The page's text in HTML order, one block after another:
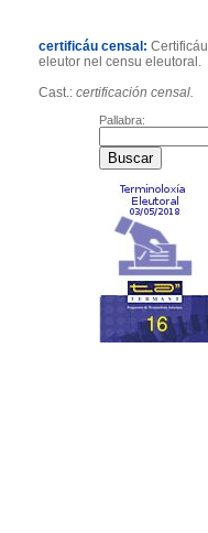
certificáu censal:
eleutor nel censu eleutoral.
Cast.: certificación censal.
Pallabra: